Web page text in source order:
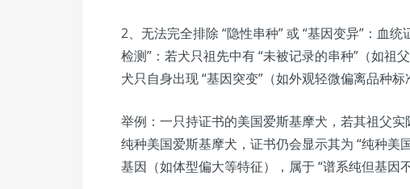
2、无法完全排除 “隐性串种” 或 “基因变异”：血
检测”：若犬只祖先中有 “未被记录的串种”（如祖
犬只自身出现 “基因突变”（如外观轻微偏离品种标
举例：一只持证书的美国爱斯基摩犬，若其祖父
纯种美国爱斯基摩犬，证书仍会显示其为 “纯种美
基因（如体型偏大等特征），属于 “谱系纯但基因不